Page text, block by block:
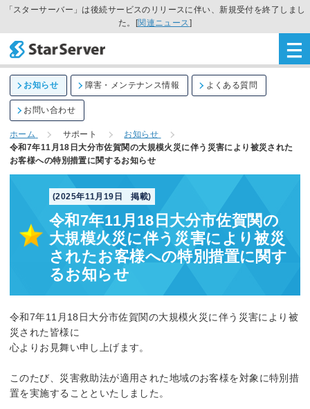
「スターサーバー」は後続サービスのリリースに伴い、新規受付を終了しまし
た。[関連ニュース]
お知らせ 障害・メンテナンス情報 よくある質問
お問い合わせ
ホーム サポート
お知らせ
令和7年11月18日大分市佐賀関の大規模火災に伴う災害により被災された
お客様への特別措置に関するお知らせ
(2025年11月19日 掲載)
令和7年11月18日大分市佐賀関の
大規模火災に伴う災害により被災
されたお客様への特別措置に関す
るお知らせ
令和7年11月18日大分市佐賀関の大規模火災に伴う災害により被
災された皆様に
心よりお見舞い申し上げます。
このたび、災害救助法が適用された地域のお客様を対象に特別措
置を実施することといたしました。